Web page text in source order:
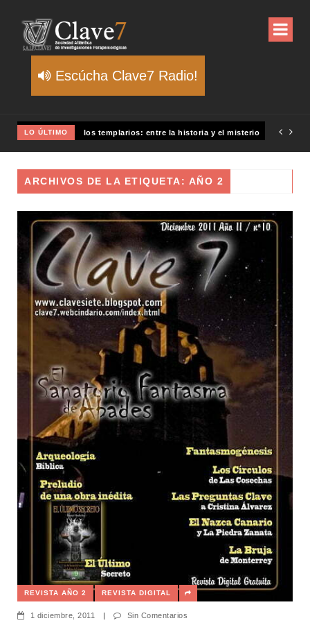
Escúcha Clave7 Radio!
LO ÚLTIMO Un meteoro explota sobre Estados Unidos y abre la
ARCHIVOS DE LA ETIQUETA: AÑO 2
REVISTA AÑO 2 REVISTA DIGITAL
1 diciembre, 2011 | Sin Comentarios